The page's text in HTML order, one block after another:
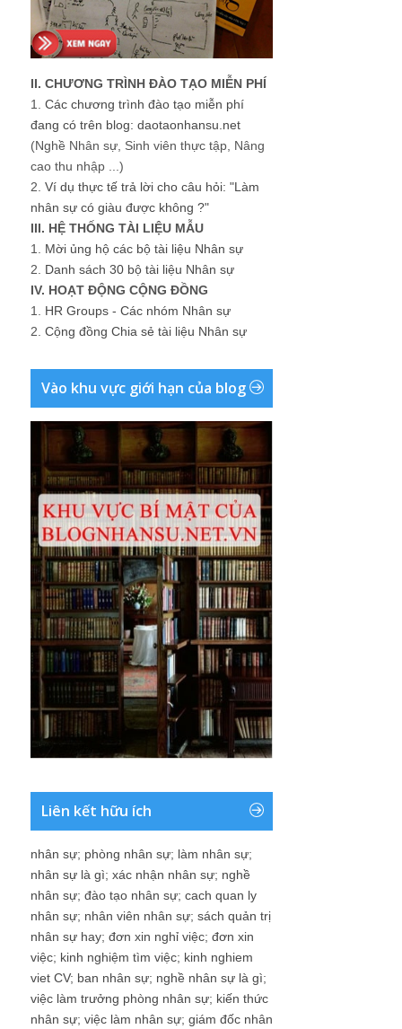
II. CHƯƠNG TRÌNH ĐÀO TẠO MIỄN PHÍ
1. Các chương trình đào tạo miễn phí
đang có trên blog: daotaonhansu.net
(Nghề Nhân sự, Sinh viên thực tập, Nâng
cao thu nhập ...)
2. Ví dụ thực tế trả lời cho câu hỏi: "Làm
nhân sự có giàu được không ?"
III. HỆ THỐNG TÀI LIỆU MẪU
1. Mời ủng hộ các bộ tài liệu Nhân sự
2. Danh sách 30 bộ tài liệu Nhân sự
IV. HOẠT ĐỘNG CỘNG ĐỒNG
1. HR Groups - Các nhóm Nhân sự
2. Cộng đồng Chia sẻ tài liệu Nhân sự
Vào khu vực giới hạn của blog
Liên kết hữu ích
nhân sự; phòng nhân sự; làm nhân sự;
nhân sự là gì; xác nhận nhân sự; nghề
nhân sự; đào tạo nhân sự; cach quan ly
nhân sự; nhân viên nhân sự; sách quản trị
nhân sự hay; đơn xin nghỉ việc; đơn xin
việc; kinh nghiệm tìm việc; kinh nghiem
viet CV; ban nhân sự; nghề nhân sự là gì;
việc làm trưởng phòng nhân sự; kiến thức
nhân sự; việc làm nhân sự; giám đốc nhân